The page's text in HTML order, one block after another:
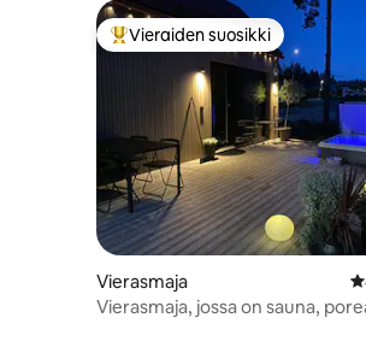
Vieraiden suosikkien
Vieraiden suosikki
Vierasmaja
Vierasmaja, jossa on sauna,